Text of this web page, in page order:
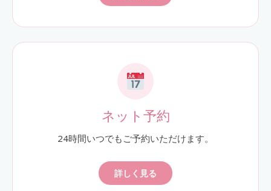
ネット予約
24時間いつでもご予約いただけます。
詳しく見る